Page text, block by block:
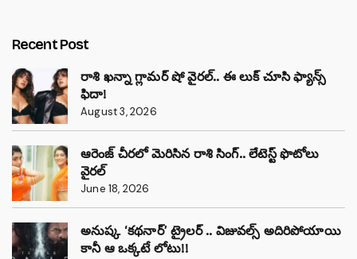
Recent Post
రాశి ఖన్నా గ్లామర్ షో వైరల్.. ఈ లుక్ చూసి ఫ్యాన్స్
ఫిదా!
August 3, 2026
ఆరెంజ్ చీరలో మెరిసిన రాశి సింగ్.. లేటెస్ట్ ఫొటోలు
వైరల్
June 18, 2026
అనుష్క ‘కథనార్’ ట్రైలర్ .. విజువల్స్ అదిరిపోయాయి
కానీ ఆ ఒక్కటే లోటు!!